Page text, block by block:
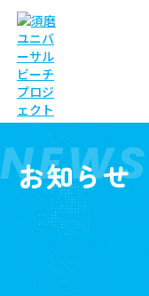
お知らせ
NEWS